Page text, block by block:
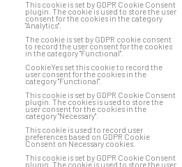
This cookie is set by GDPR Cookie Consent
plugin. The cookie is used to store the user
consent for the cookies in the category
"Analytics".
The cookie is set by GDPR cookie consent
to record the user consent for the cookies
in the category "Functional".
CookieYes set this cookie to record the
user consent for the cookies in the
category "Functional".
This cookie is set by GDPR Cookie Consent
plugin. The cookies is used to store the
user consent for the cookies in the
category "Necessary".
This cookie is used to record user
preferences based on GDPR Cookie
Consent on Necessary cookies.
This cookie is set by GDPR Cookie Consent
plugin. The cookie is used to store the user